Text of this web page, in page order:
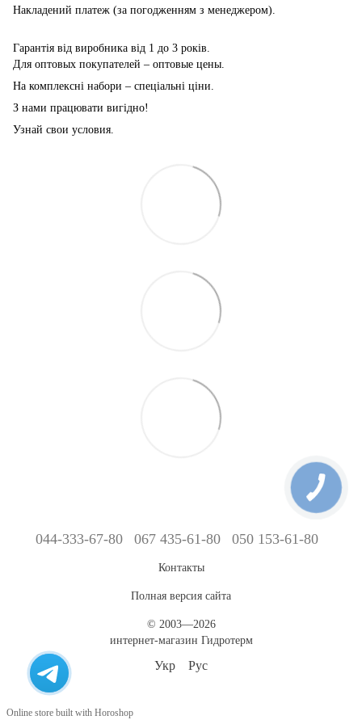
Накладений платеж (за погодженням з менеджером).
Гарантія від виробника від 1 до 3 років.
Для оптовых покупателей – оптовые цены.
На комплексні набори – спеціальні ціни.
З нами працювати вигідно!
Узнай свои условия.
044-333-67-80 067 435-61-80 050 153-61-80
Контакты
Полная версия сайта
© 2003—2026
интернет-магазин Гидротерм
Укр Рус
Online store built with Horoshop